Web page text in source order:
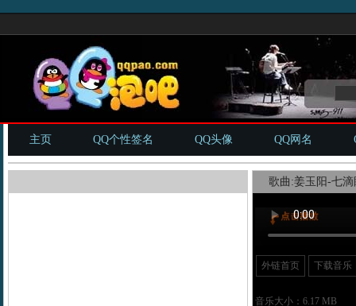
主页 QQ个性签名 QQ头像 QQ网名
歌曲:姜玉阳-七滴
外链首页 下载音乐
音乐大小：6.17 MB